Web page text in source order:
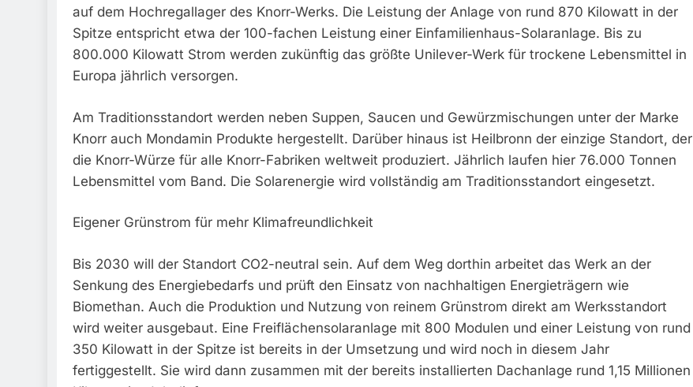
auf dem Hochregallager des Knorr-Werks. Die Leistung der Anlage von rund 870 Kilowatt in der
Spitze entspricht etwa der 100-fachen Leistung einer Einfamilienhaus-Solaranlage. Bis zu
800.000 Kilowatt Strom werden zukünftig das größte Unilever-Werk für trockene Lebensmittel in
Europa jährlich versorgen.
Am Traditionsstandort werden neben Suppen, Saucen und Gewürzmischungen unter der Marke
Knorr auch Mondamin Produkte hergestellt. Darüber hinaus ist Heilbronn der einzige Standort, der
die Knorr-Würze für alle Knorr-Fabriken weltweit produziert. Jährlich laufen hier 76.000 Tonnen
Lebensmittel vom Band. Die Solarenergie wird vollständig am Traditionsstandort eingesetzt.
Eigener Grünstrom für mehr Klimafreundlichkeit
Bis 2030 will der Standort CO2-neutral sein. Auf dem Weg dorthin arbeitet das Werk an der
Senkung des Energiebedarfs und prüft den Einsatz von nachhaltigen Energieträgern wie
Biomethan. Auch die Produktion und Nutzung von reinem Grünstrom direkt am Werksstandort
wird weiter ausgebaut. Eine Freiflächensolaranlage mit 800 Modulen und einer Leistung von rund
350 Kilowatt in der Spitze ist bereits in der Umsetzung und wird noch in diesem Jahr
fertiggestellt. Sie wird dann zusammen mit der bereits installierten Dachanlage rund 1,15 Millionen